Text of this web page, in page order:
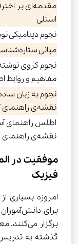
مقدمه‌ای بر
استلی
نجوم دینامیکی
مبانی
نجوم کروی
مفاهیم و روابط
نجوم به زبان
نقشه‌ی راهنمای
اطلس راهنمای
نقشه‌ی راهنمای
موفقیت در
فیزیک
امروزه بسیاری